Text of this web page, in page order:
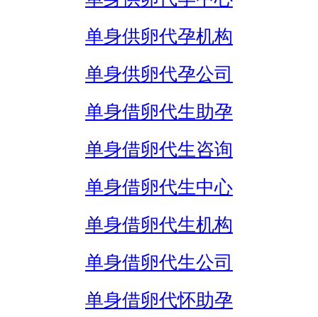
单身供卵代孕机构
单身供卵代孕公司
单身借卵代生助孕
单身借卵代生咨询
单身借卵代生中心
单身借卵代生机构
单身借卵代生公司
单身借卵代怀助孕